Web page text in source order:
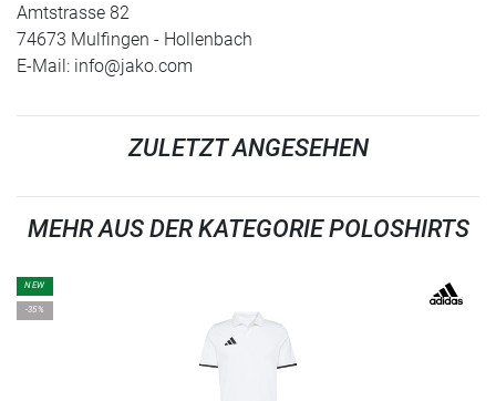
Amtstrasse 82
74673 Mulfingen - Hollenbach
E-Mail: info@jako.com
ZULETZT ANGESEHEN
MEHR AUS DER KATEGORIE POLOSHIRTS
NEW
-35%